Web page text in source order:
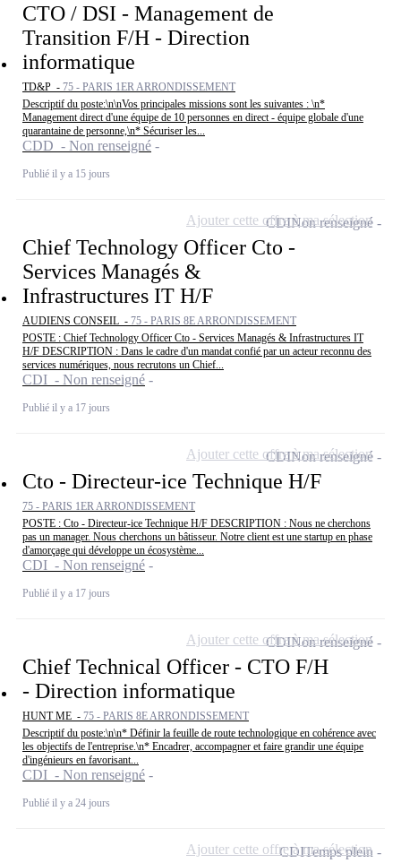
CTO / DSI - Management de
Transition F/H - Direction
informatique
TD&P - 75 - PARIS 1ER ARRONDISSEMENT
Descriptif du poste:\n\nVos principales missions sont les suivantes : \n*
Management direct d'une équipe de 10 personnes en direct - équipe globale d'une
quarantaine de personne,\n* Sécuriser les...
CDD - Non renseigné
Publié il y a 15 jours
Chief Technology Officer Cto -
Services Managés &
Infrastructures IT H/F
AUDIENS CONSEIL - 75 - PARIS 8E ARRONDISSEMENT
POSTE : Chief Technology Officer Cto - Services Managés & Infrastructures IT
H/F DESCRIPTION : Dans le cadre d'un mandat confié par un acteur reconnu des
services numériques, nous recrutons un Chief...
CDI - Non renseigné
Publié il y a 17 jours
CDINon renseigné
Ajouter cette offre à ma sélection
Cto - Directeur-ice Technique H/F
75 - PARIS 1ER ARRONDISSEMENT
POSTE : Cto - Directeur-ice Technique H/F DESCRIPTION : Nous ne cherchons
pas un manager. Nous cherchons un bâtisseur. Notre client est une startup en phase
d'amorçage qui développe un écosystème...
CDI - Non renseigné
Publié il y a 17 jours
CDINon renseigné
Ajouter cette offre à ma sélection
Chief Technical Officer - CTO F/H
- Direction informatique
HUNT ME - 75 - PARIS 8E ARRONDISSEMENT
Descriptif du poste:\n\n* Définir la feuille de route technologique en cohérence avec
les objectifs de l'entreprise.\n* Encadrer, accompagner et faire grandir une équipe
d'ingénieurs en favorisant...
CDI - Non renseigné
Publié il y a 24 jours
CDINon renseigné
Ajouter cette offre à ma sélection
CDITemps plein
Ajouter cette offre à ma sélection